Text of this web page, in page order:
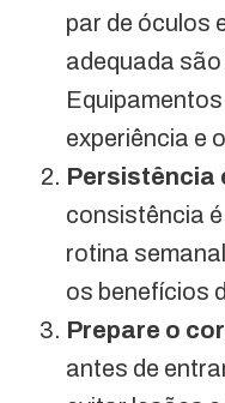
par de óculos
adequada
experiência e
Persistência
consistência
rotina
os benefícios
Prepare o
antes de